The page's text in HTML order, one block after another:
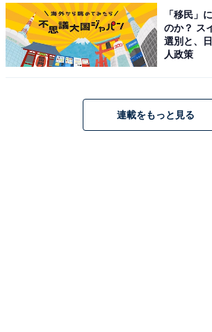
り上げる。イベント広場には、ヒュッ
小屋が17軒並び、フード・ドリンク・
ドでは、ドイツで春を告げる野菜とい
パーゲル（ホワイトアスパラ）」や、
セージ・菓子パンのほか、フレッシュ
「移民」
のか？ ス
選別と、
人政策
連載をもっと見る